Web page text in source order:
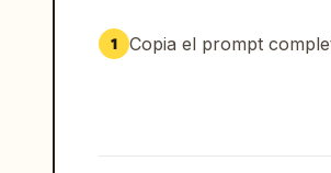
1 Copia el prompt